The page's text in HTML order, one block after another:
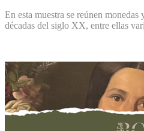
En esta muestra se reúnen
décadas del siglo XX, entre ellas